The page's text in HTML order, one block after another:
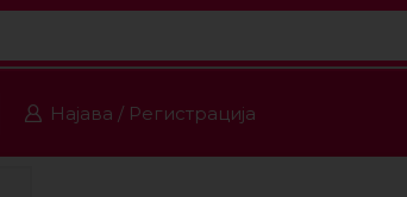
Најава / Регистрација